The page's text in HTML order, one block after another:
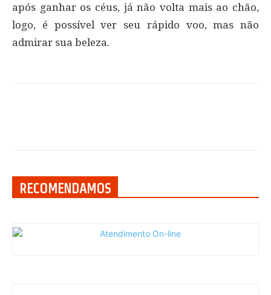
após ganhar os céus, já não volta mais ao chão,
logo, é possível ver seu rápido voo, mas não
admirar sua beleza.
RECOMENDAMOS